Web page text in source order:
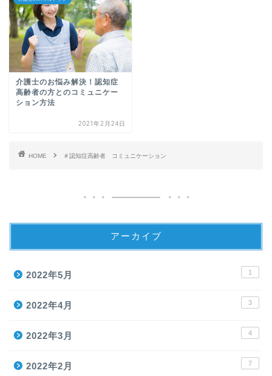
介護士のお悩み解決！認知症
高齢者の方とのコミュニケー
ション方法
2021年2月24日
HOME ＃認知症高齢者 コミュニケーション
アーカイブ
2022年5月 1
2022年4月 3
2022年3月 4
2022年2月 7